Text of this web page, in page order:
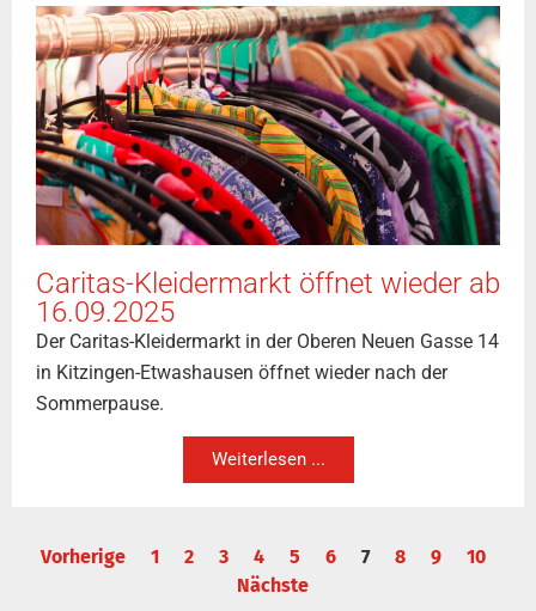
Caritas-Kleidermarkt öffnet wieder ab
16.09.2025
Der Caritas-Kleidermarkt in der Oberen Neuen Gasse 14
in Kitzingen-Etwashausen öffnet wieder nach der
Sommerpause.
Weiterlesen ...
Vorherige 1 2 3 4 5 6 7 8 9
10
Nächste